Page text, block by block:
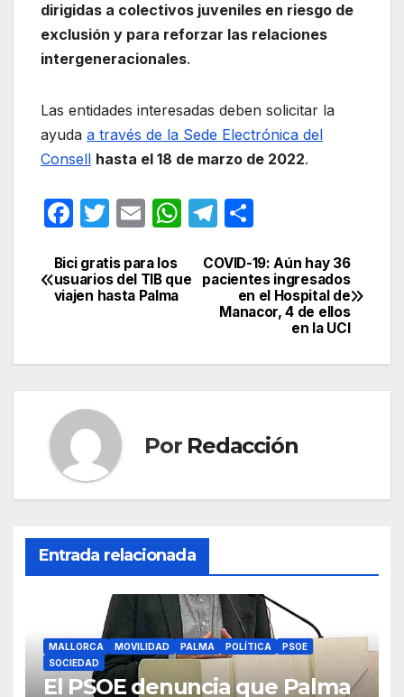
dirigidas a colectivos juveniles en riesgo de
exclusión y para reforzar las relaciones
intergeneracionales.
Las entidades interesadas deben solicitar la
ayuda a través de la Sede Electrónica del
Consell hasta el 18 de marzo de 2022.
F
c
e
o
k
T
itt
er
E
ail
W
at
p
T
e
gr
a
m
m
p
ar
tir
Navegación
de
COVID-19: Aún hay 36
pacientes ingresados
en el Hospital de
Manacor, 4 de ellos
en la UCI
Bici gratis para los
usuarios del TIB que
viajen hasta Palma
Por Redacción
Entrada relacionada
MALLORCA MOVILIDAD PALMA POLÍTICA
PSOE
SOCIEDAD
El PSOE denuncia que Palma